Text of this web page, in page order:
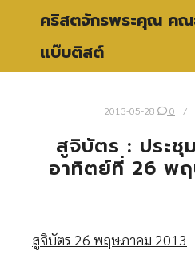
คริสตจักรพระคุณ คณ
แบ๊บติสต์
2013-05-28 0
สูจิบัตร : ประชุ
อาทิตย์ที่ 26 พ
สูจิบัตร 26 พฤษภาคม 2013